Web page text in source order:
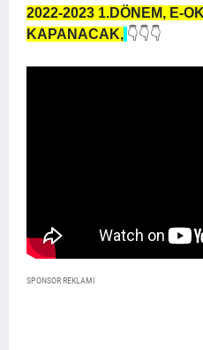
2022-2023 1.DÖNEM, E-
KAPANACAK, 👇👇👇
SPONSOR REKLAMI